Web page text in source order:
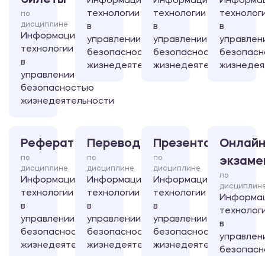
по
дисциплине
Информационные
технологии
в
управлении
безопасностью
жизнедеятельности
технологии
в
управлении
безопасностью
жизнедеятельности
технологии
в
управлении
безопасностью
жизнедеятельности
в
Реферат
по
дисциплине
Информационные
технологии
в
управлении
безопасностью
жизнедеятельности
Перевод
по
дисциплине
Информационные
технологии
в
управлении
безопасностью
жизнедеятельности
Презентация
по
дисциплине
Информационные
технологии
в
управлении
безопасностью
жизнедеятельности
по
в